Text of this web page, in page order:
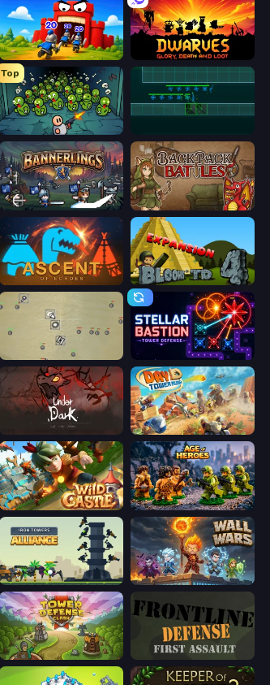
TimeWarriors
Top
Base Defence
Bannerlings Backpack Battles
Ascent of Echoes Bloons Tower Defense 4 Expansion
Desktop Tower Defense Stellar Bastion
UnderDark: Defense Day D Tower Rush
Wild Castle TD: Grow Empire Age of Heroes
Iron Towers Alliance Wall Wars
Tower Defense Clash Frontline Defense